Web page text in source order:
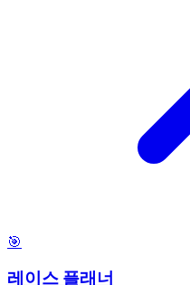
🎯
레이스 플래너